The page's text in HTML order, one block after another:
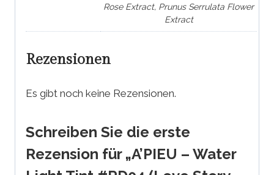
Rose Extract, Prunus Serrulata Flower
Extract
Rezensionen
Es gibt noch keine Rezensionen.
Schreiben Sie die erste
Rezension für „A’PIEU – Water